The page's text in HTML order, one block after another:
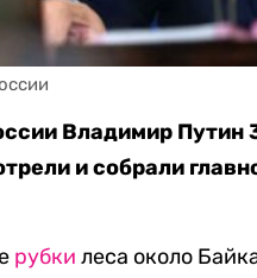
Владимир Путин
и собрали
рубки леса около